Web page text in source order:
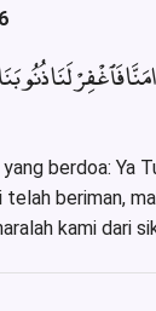
فَٱغْفِرْ لَنَا
berdoa: Ya
telah beriman,
kami dari